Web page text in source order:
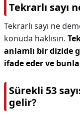
Tekrarlı sayı
Tekrarlı sayı ne
konuda haklısın.
anlamlı bir dizide
ifade eder ve
Sürekli 53
gelir?